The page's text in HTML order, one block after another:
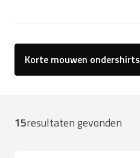
Korte mouwen ondershirts
15resultaten gevonden